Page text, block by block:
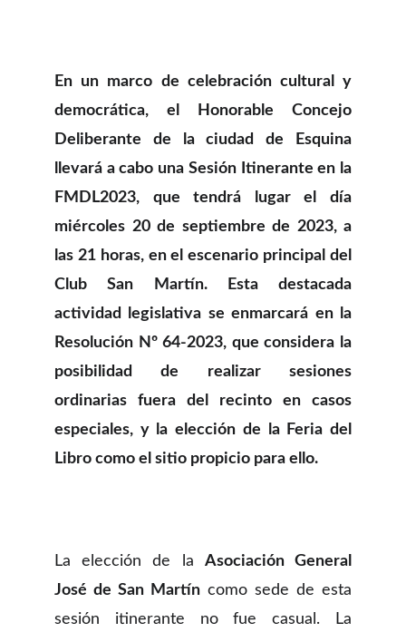
En un marco de celebración cultural y
democrática, el Honorable Concejo
Deliberante de la ciudad de Esquina
llevará a cabo una Sesión Itinerante en la
FMDL2023, que tendrá lugar el día
miércoles 20 de septiembre de 2023, a
las 21 horas, en el escenario principal del
Club San Martín. Esta destacada
actividad legislativa se enmarcará en la
Resolución Nº 64-2023, que considera la
posibilidad de realizar sesiones
ordinarias fuera del recinto en casos
especiales, y la elección de la Feria del
Libro como el sitio propicio para ello.
La elección de la Asociación General
José de San Martín como sede de esta
sesión itinerante no fue casual. La